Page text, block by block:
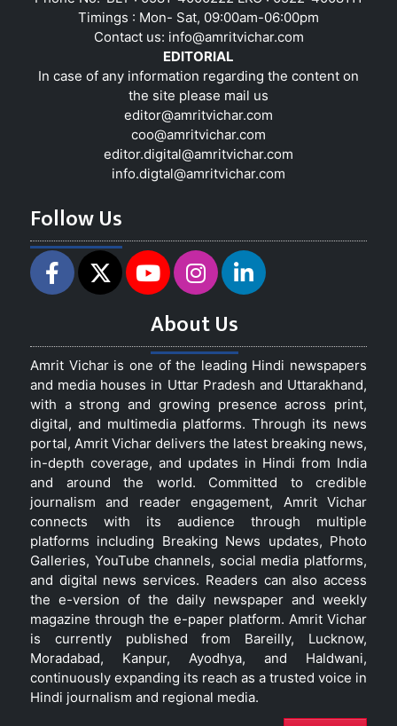
Timings : Mon- Sat, 09:00am-06:00pm
Contact us: info@amritvichar.com
EDITORIAL
In case of any information regarding the content on
the site please mail us
editor@amritvichar.com
coo@amritvichar.com
editor.digital@amritvichar.com
info.digtal@amritvichar.com
Follow Us
About Us
Amrit Vichar is one of the leading Hindi newspapers
and media houses in Uttar Pradesh and Uttarakhand,
with a strong and growing presence across print,
digital, and multimedia platforms. Through its news
portal, Amrit Vichar delivers the latest breaking news,
in-depth coverage, and updates in Hindi from India
and around the world. Committed to credible
journalism and reader engagement, Amrit Vichar
connects with its audience through multiple
platforms including Breaking News updates, Photo
Galleries, YouTube channels, social media platforms,
and digital news services. Readers can also access
the e-version of the daily newspaper and weekly
magazine through the e-paper platform. Amrit Vichar
is currently published from Bareilly, Lucknow,
Moradabad, Kanpur, Ayodhya, and Haldwani,
continuously expanding its reach as a trusted voice in
Hindi journalism and regional media.